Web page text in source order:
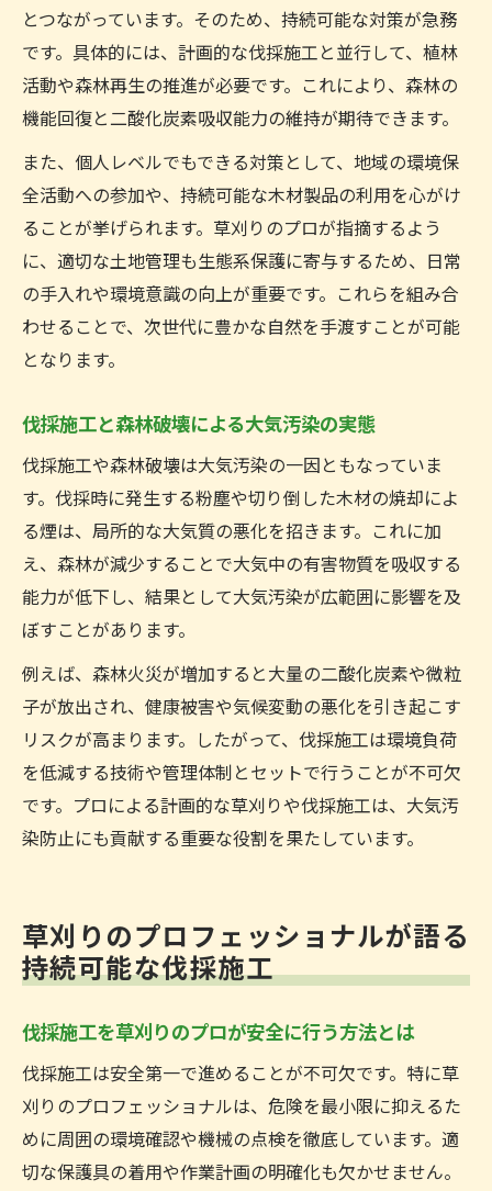
伐採による大気環境への負荷と改善策
とつながっています。そのため、持続可能な対策が急務
です。具体的には、計画的な伐採施工と並行して、植林
活動や森林再生の推進が必要です。これにより、森林の
機能回復と二酸化炭素吸収能力の維持が期待できます。
また、個人レベルでもできる対策として、地域の環境保
全活動への参加や、持続可能な木材製品の利用を心がけ
ることが挙げられます。草刈りのプロが指摘するよう
に、適切な土地管理も生態系保護に寄与するため、日常
の手入れや環境意識の向上が重要です。これらを組み合
わせることで、次世代に豊かな自然を手渡すことが可能
となります。
伐採施工と森林破壊による大気汚染の実態
伐採施工や森林破壊は大気汚染の一因ともなっていま
す。伐採時に発生する粉塵や切り倒した木材の焼却によ
る煙は、局所的な大気質の悪化を招きます。これに加
え、森林が減少することで大気中の有害物質を吸収する
能力が低下し、結果として大気汚染が広範囲に影響を及
ぼすことがあります。
例えば、森林火災が増加すると大量の二酸化炭素や微粒
子が放出され、健康被害や気候変動の悪化を引き起こす
リスクが高まります。したがって、伐採施工は環境負荷
を低減する技術や管理体制とセットで行うことが不可欠
です。プロによる計画的な草刈りや伐採施工は、大気汚
染防止にも貢献する重要な役割を果たしています。
草刈りのプロフェッショナルが語る
持続可能な伐採施工
伐採施工を草刈りのプロが安全に行う方法とは
伐採施工は安全第一で進めることが不可欠です。特に草
刈りのプロフェッショナルは、危険を最小限に抑えるた
めに周囲の環境確認や機械の点検を徹底しています。適
切な保護具の着用や作業計画の明確化も欠かせません。